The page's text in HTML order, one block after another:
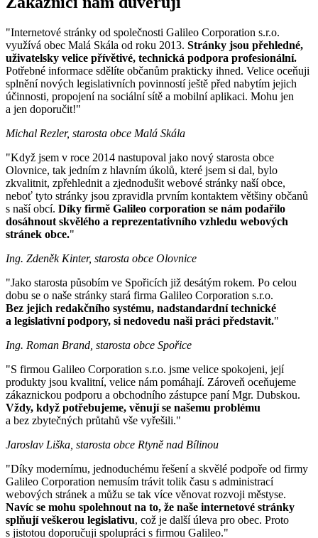
"Internetové stránky od společnosti Galileo Corporation s.r.o.
využívá obec Malá Skála od roku 2013. Stránky jsou přehledné,
uživatelsky velice přívětivé, technická podpora profesionální.
Potřebné informace sdělíte občanům prakticky ihned. Velice oceňuji
splnění nových legislativních povinností ještě před nabytím jejich
účinnosti, propojení na sociální sítě a mobilní aplikaci. Mohu jen
a jen doporučit!"
Michal Rezler, starosta obce Malá Skála
"Když jsem v roce 2014 nastupoval jako nový starosta obce
Olovnice, tak jedním z hlavním úkolů, které jsem si dal, bylo
zkvalitnit, zpřehlednit a zjednodušit webové stránky naší obce,
neboť tyto stránky jsou zpravidla prvním kontaktem většiny občanů
s naší obcí. Díky firmě Galileo corporation se nám podařilo
dosáhnout skvělého a reprezentativního vzhledu webových
stránek obce."
Ing. Zdeněk Kinter, starosta obce Olovnice
"Jako starosta působím ve Spořicích již desátým rokem. Po celou
dobu se o naše stránky stará firma Galileo Corporation s.r.o.
Bez jejich redakčního systému, nadstandardní technické
a legislativní podpory, si nedovedu naši práci představit."
Ing. Roman Brand, starosta obce Spořice
"S firmou Galileo Corporation s.r.o. jsme velice spokojeni, její
produkty jsou kvalitní, velice nám pomáhají. Zároveň oceňujeme
zákaznickou podporu a obchodního zástupce paní Mgr. Dubskou.
Vždy, když potřebujeme, věnují se našemu problému
a bez zbytečných průtahů vše vyřešili."
Jaroslav Liška, starosta obce Rtyně nad Bílinou
"Díky modernímu, jednoduchému řešení a skvělé podpoře od firmy
Galileo Corporation nemusím trávit tolik času s administrací
webových stránek a můžu se tak více věnovat rozvoji městyse.
Navíc se mohu spolehnout na to, že naše internetové stránky
splňují veškerou legislativu, což je další úleva pro obec. Proto
s jistotou doporučuji spolupráci s firmou Galileo."